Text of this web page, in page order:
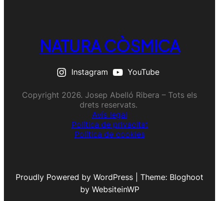
NATURA CÒSMICA
Instagram YouTube
Copyright 2026. Josep Abelló Ribera – Tots els
drets reservats.
Avís legal
Política de privacitat
Política de cookies
Proudly Powered by WordPress | Theme: Bloghoot
by WebsiteinWP